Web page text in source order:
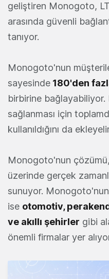
geliştiren Monogoto,
arasında güvenli
tanıyor.
Monogoto'nun
sayesinde 180'den
birbirine bağlayabiliyor.
sağlanması için
kullanıldığını da
Monogoto'nun çözümü,
üzerinde gerçek
sunuyor.
ise otomotiv,
ve akıllı şehirler gibi
önemli firmalar yer